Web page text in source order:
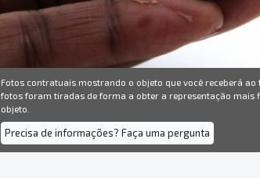
Fotos contratuais mostrando o objeto que você receberá ao
fotos foram tiradas de forma a obter a representação mais
objeto.
Precisa de informações? Faça uma pergunta